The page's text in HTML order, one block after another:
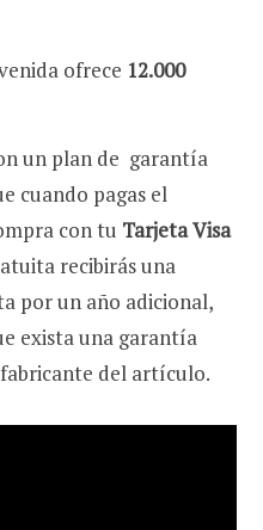
ofrece 12.000
un plan de garantía
cuando pagas el
con tu Tarjeta Visa
recibirás una
por un año adicional,
exista una garantía
del artículo.